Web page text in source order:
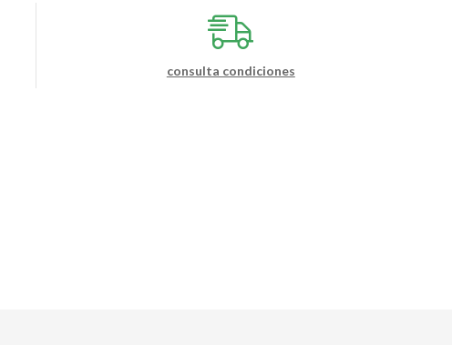
consulta condiciones